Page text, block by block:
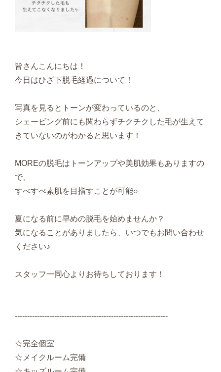
皆さんこんにちは！
今日はひざ下脱毛経過について！
写真を見るとトーンが変わっているのと、
シェービング前にも関わらずチクチクした毛が生えて
きていないのがわかると思います！
MOREの脱毛はトーンアップや美肌効果もありますの
で、
すべすべ素肌を目指すことが可能○
夏になる前に早めの脱毛を始めませんか？
気になることがありましたら、いつでもお問い合わせ
ください♪
スタッフ一同心よりお待ちしております！
--------------------------------------------------------------
☆完全個室
☆メイクルーム完備